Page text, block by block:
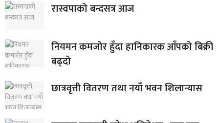
रास्वपाको बन्दसत्र आज
नियमन कमजोर हुँदा हानिकारक आँपको बिक्री
बढ्दो
छात्रवृत्ती वितरण तथा नयाँ भवन शिलान्यास